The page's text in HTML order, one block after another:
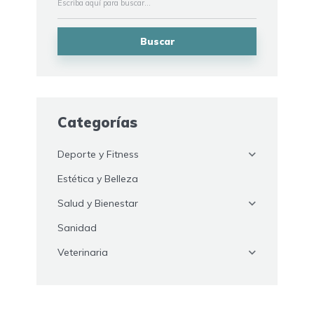
Buscar
Categorías
Deporte y Fitness
Estética y Belleza
Salud y Bienestar
Sanidad
Veterinaria